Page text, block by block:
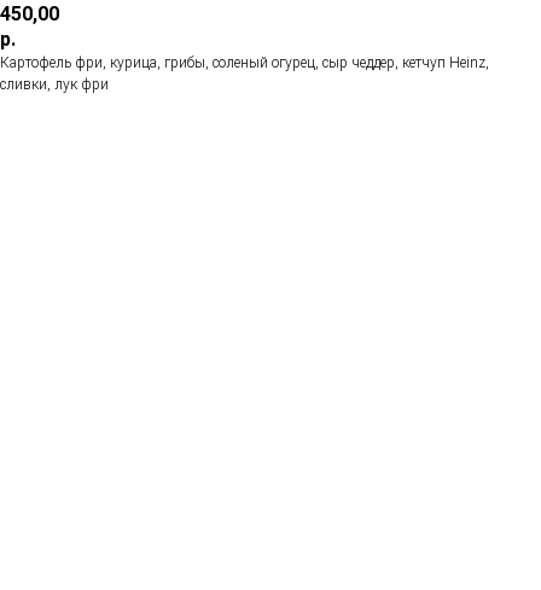
450,00
р.
Картофель фри, курица, грибы, соленый огурец, сыр чеддер, кетчуп Heinz,
сливки, лук фри